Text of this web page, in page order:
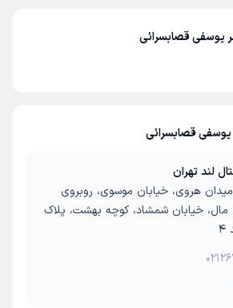
قصابسرائی
قصابسرائی
لند تهران
میدان هروی، خیابان موسوی، روبروی
خیابان شمشاد، کوچه بهشت، پلاک